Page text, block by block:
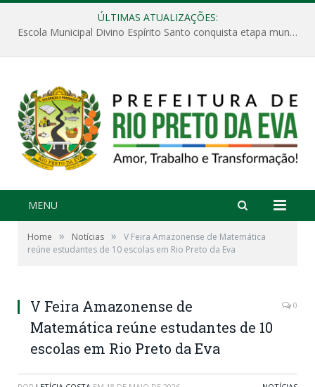
ÚLTIMAS ATUALIZAÇÕES:
Escola Municipal Divino Espírito Santo conquista etapa municipal da V Feira Amazonense de Matemática
MENU
Home » Notícias »
V Feira Amazonense de Matemática
reúne estudantes de 10 escolas em Rio Preto da Eva
V Feira Amazonense de
Matemática reúne estudantes de 10
escolas em Rio Preto da Eva
0